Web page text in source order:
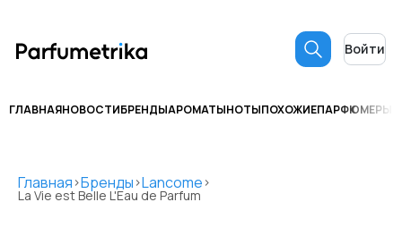
Войти
ГЛАВНАЯНОВОСТИБРЕНДЫАРОМАТЫНОТЫПОХОЖИЕПАРФЮМЕРЫ
Главная >Бренды >Lancome >
La Vie est Belle L'Eau de Parfum